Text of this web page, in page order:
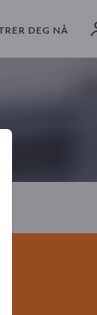
DEG NÅ
eksportører